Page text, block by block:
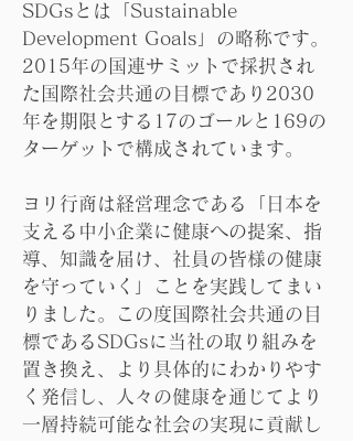
SDGsとは「Sustainable
Development Goals」の略称です。
2015年の国連サミットで採択され
た国際社会共通の目標であり2030
年を期限とする17のゴールと169の
ターゲットで構成されています。
ヨリ行商は経営理念である「日本を
支える中小企業に健康への提案、指
導、知識を届け、社員の皆様の健康
を守っていく」ことを実践してまい
りました。この度国際社会共通の目
標であるSDGsに当社の取り組みを
置き換え、より具体的にわかりやす
く発信し、人々の健康を通じてより
一層持続可能な社会の実現に貢献し